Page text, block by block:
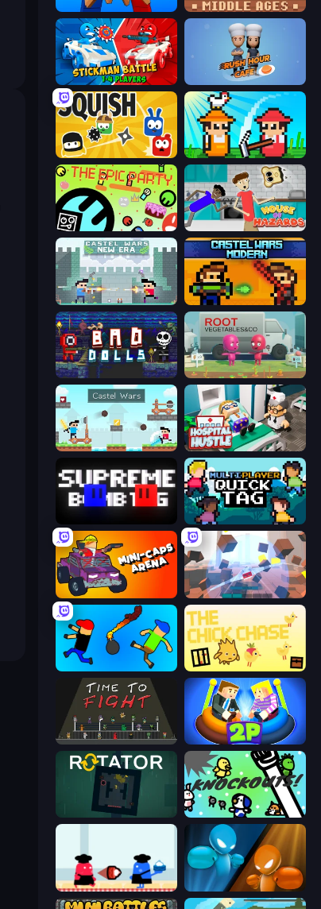
Puppet Fighter 2 Player Castle Wars: Middle Ages
Stickman battle 1-4 Players Rush Hour Cafe
Squish Farmer Challenge Party
The Epic Party House of Hazards
Castle Wars: New Era Castle Wars: Modern
Bad Dolls Root Vegetables & Co
Castle Wars Hospital Hustle
Multiplayer Quick Tag
Mini-Caps: Arena Cubic Rush
Mini-Caps: Bombs The Chick Chase
Time to Fight Ragdoll Arena 2 Player
Rotator KNOCKOUTS!
Clash of Cakes Drunken Boxing